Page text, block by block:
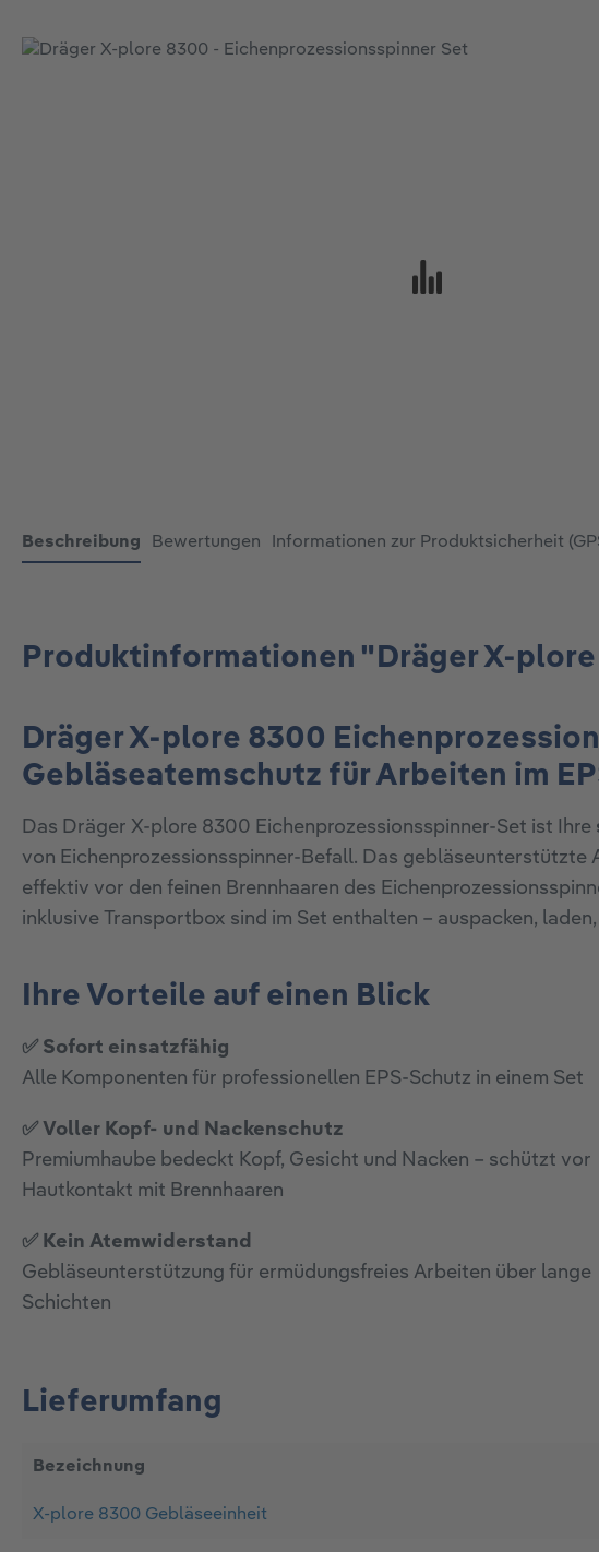
Bildergalerie überspringen
Beschreibung Bewertungen Informationen zur Produktsicherheit
Produktinformationen "Dräger X-
Dräger X-plore 8300
Gebläseatemschutz für Arbeiten im
Das Dräger X-plore 8300 Eichenprozessionsspinner-Set ist Ihre
von Eichenprozessionsspinner-Befall. Das
effektiv vor den feinen Brennhaaren des
inklusive Transportbox sind im Set enthalten – auspacken,
Ihre Vorteile auf einen Blick
✅ Sofort einsatzfähig
Alle Komponenten für professionellen EPS-Schutz in einem Set
✅ Voller Kopf- und Nackenschutz
Premiumhaube bedeckt Kopf, Gesicht und Nacken – schützt vor
Hautkontakt mit Brennhaaren
✅ Kein Atemwiderstand
Gebläseunterstützung für ermüdungsfreies Arbeiten über lange
Schichten
Lieferumfang
Bezeichnung
X-plore 8300 Gebläseeinheit